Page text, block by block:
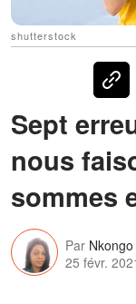
shutterstock
Sept
nous
sommes
Par
25 févr.